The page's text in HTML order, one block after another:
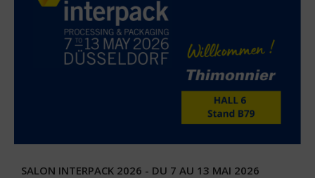
SALON INTERPACK 2026 - DU 7 AU 13 MAI 2026